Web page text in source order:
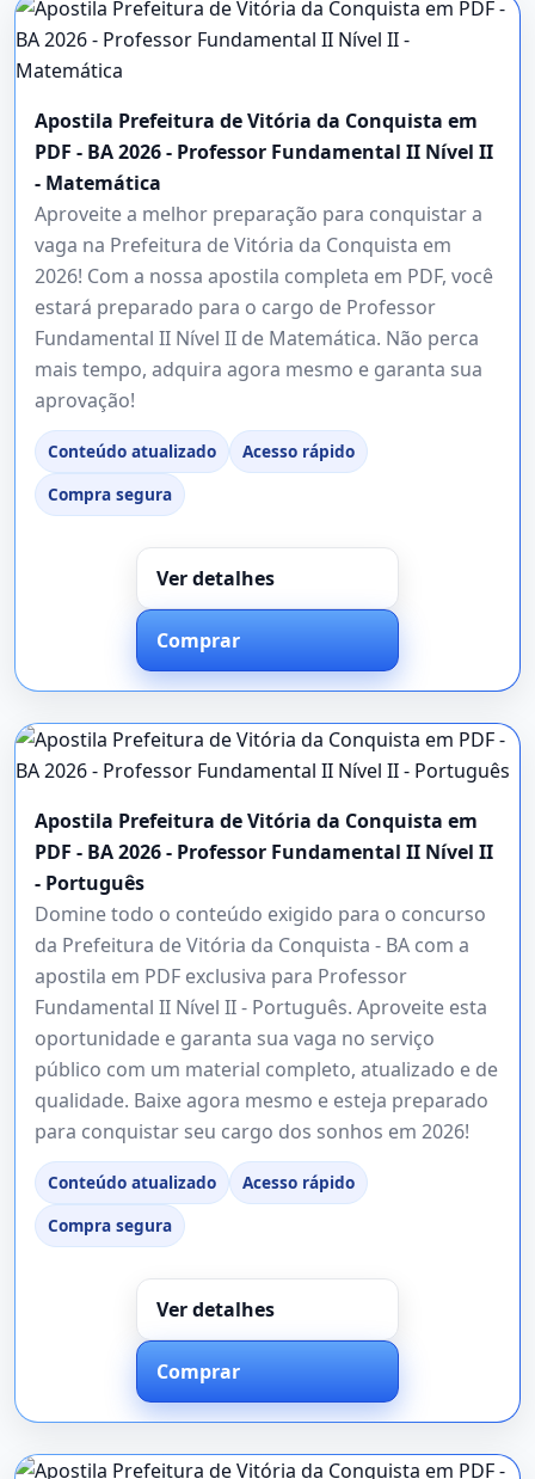
Apostila Prefeitura de Vitória da Conquista em
PDF - BA 2026 - Professor Fundamental II Nível II
- Matemática
Aproveite a melhor preparação para conquistar a
vaga na Prefeitura de Vitória da Conquista em
2026! Com a nossa apostila completa em PDF, você
estará preparado para o cargo de Professor
Fundamental II Nível II de Matemática. Não perca
mais tempo, adquira agora mesmo e garanta sua
aprovação!
Conteúdo atualizado
Acesso rápido
Compra segura
Ver detalhes
Comprar
Apostila Prefeitura de Vitória da Conquista em
PDF - BA 2026 - Professor Fundamental II Nível II
- Português
Domine todo o conteúdo exigido para o concurso
da Prefeitura de Vitória da Conquista - BA com a
apostila em PDF exclusiva para Professor
Fundamental II Nível II - Português. Aproveite esta
oportunidade e garanta sua vaga no serviço
público com um material completo, atualizado e de
qualidade. Baixe agora mesmo e esteja preparado
para conquistar seu cargo dos sonhos em 2026!
Conteúdo atualizado
Acesso rápido
Compra segura
Ver detalhes
Comprar